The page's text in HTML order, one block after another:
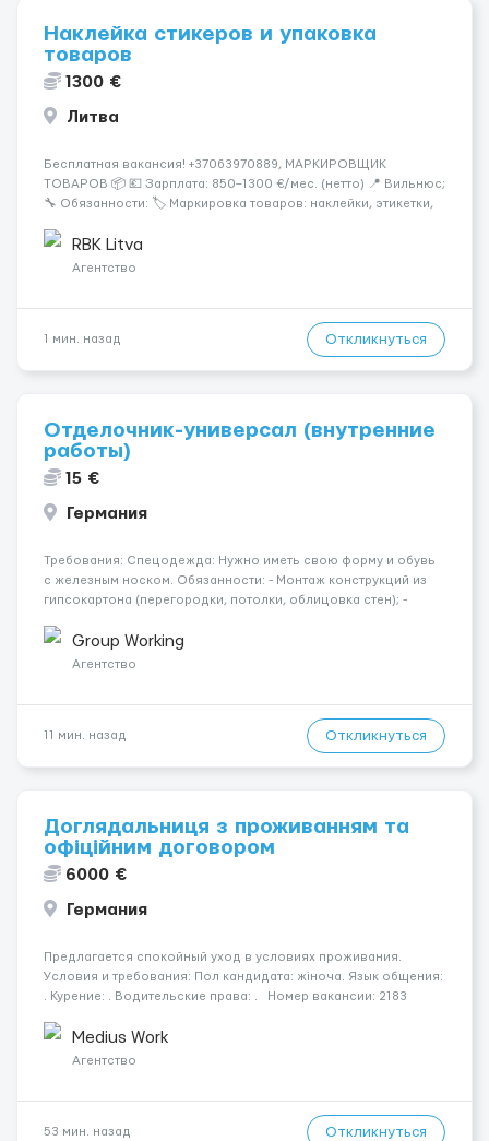
Наклейка стикеров и упаковка
товаров
1300 €
Литва
Бесплатная вакансия! +37063970889, МАРКИРОВЩИК
ТОВАРОВ 📦 💶 Зарплата: 850–1300 €/мес. (нетто) 📍 Вильнюс;
🔧 Обязанности: 🏷️ Маркировка товаров: наклейки, этикетки,
косметика и др. 👨‍🏫 Всему обучаем на месте — опы...
RBK Litva
Агентство
1 мин. назад Откликнуться
Отделочник-универсал (внутренние
работы)
15 €
Германия
Требования: Спецодежда: Нужно иметь свою форму и обувь
с железным носком. Обязанности: - Монтаж конструкций из
гипсокартона (перегородки, потолки, облицовка стен); -
малярных работ (шпатлевка, грунтовка, покраска); -
Штукатурные работы ...
Group Working
Агентство
11 мин. назад Откликнуться
Доглядальниця з проживанням та
офіційним договором
6000 €
Германия
Предлагается спокойный уход в условиях проживания.
Условия и требования: Пол кандидата: жіноча. Язык общения:
. Курение: . Водительские права: . Номер вакансии: 2183
Укр...Medius Work
Агентство
53 мин. назад Откликнуться